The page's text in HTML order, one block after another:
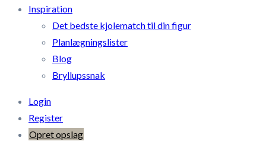
Inspiration
Det bedste kjolematch til din figur
Planlægningslister
Blog
Bryllupssnak
Login
Register
Opret opslag